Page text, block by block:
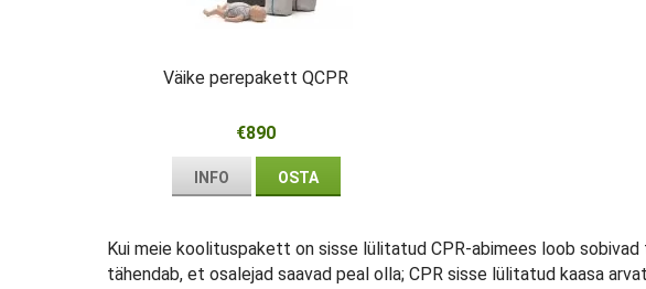
Väike perepakett QCPR
€890
INFO OSTA
Kui meie koolituspakett on sisse lülitatud CPR-abimees loob
tähendab, et osalejad saavad peal olla; CPR sisse lülitatud kaasa